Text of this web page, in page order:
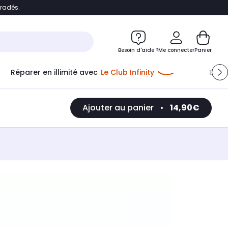
Accéder directement au chatbot
Besoin d'aide ?Me connecterPanier
Réparer en illimité avec Le Club Infinity
Ajouter au panier • 14,90€